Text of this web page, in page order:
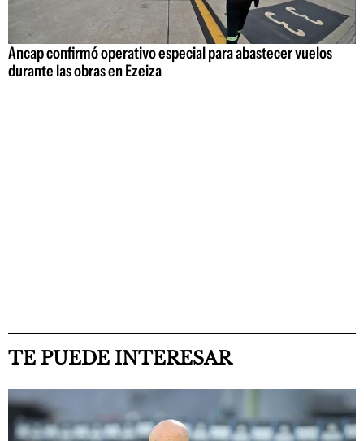
Ancap confirmó operativo especial para abastecer vuelos
durante las obras en Ezeiza
TE PUEDE INTERESAR